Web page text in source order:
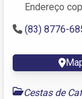
Endereço
(83) 8776-
Cestas de